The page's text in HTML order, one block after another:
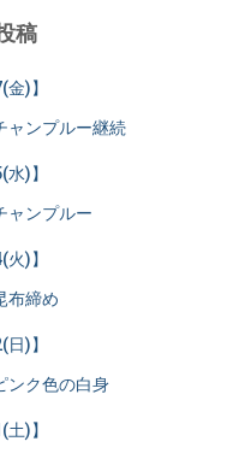
稿
金)】
ャンプルー継続
水)】
ャンプルー
火)】
布締め
日)】
ンク色の白身
土)】